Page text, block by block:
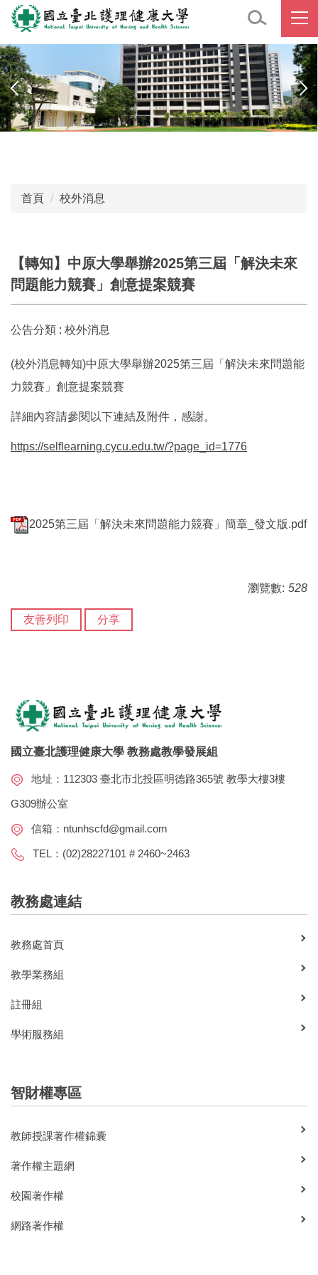
跳
到
主
要
內
容
區
首頁 校外消息
【轉知】中原大學舉辦2025第三屆「解決未來
問題能力競賽」創意提案競賽
公告分類 : 校外消息
(校外消息轉知)中原大學舉辦2025第三屆「解決未來問題能
力競賽」創意提案競賽
詳細內容請參閱以下連結及附件，感謝。
https://selflearning.cycu.edu.tw/?page_id=1776
2025第三屆「解決未來問題能力競賽」簡章_發文版.pdf
瀏覽數: 528
友善列印 分享
國立臺北護理健康大學 教務處教學發展組
地址：112303 臺北市北投區明德路365號 教學大樓3樓
G309辦公室
信箱： ntunhscfd@gmail.com
TEL：(02)28227101 # 2460~2463
教務處連結
教務處首頁
教學業務組
註冊組
學術服務組
智財權專區
教師授課著作權錦囊
著作權主題網
校園著作權
網路著作權